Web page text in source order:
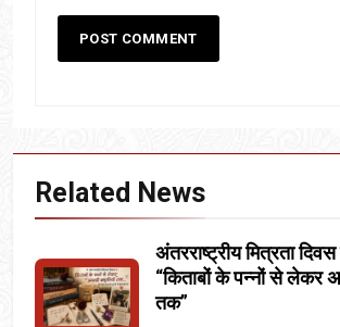
Related News
अंतरराष्ट्रीय मित्रता
“किताबों के पन्नों से लेकर
तक”